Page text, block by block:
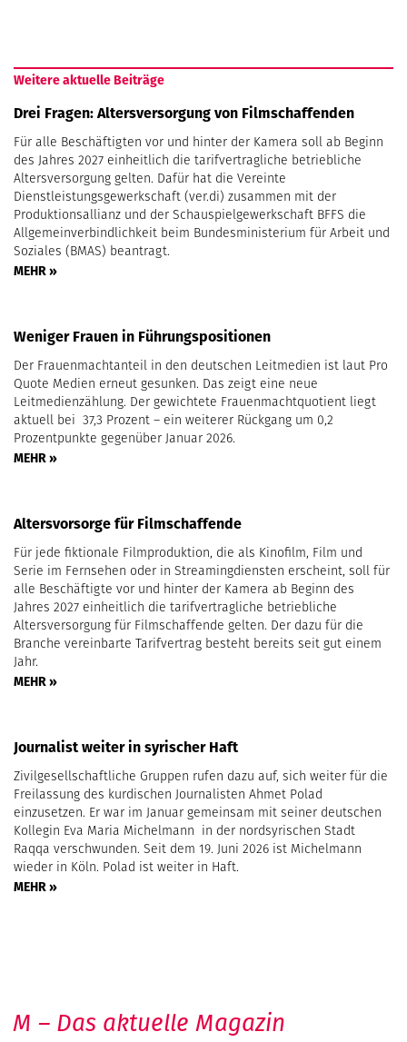
Weitere aktuelle Beiträge
Drei Fragen: Altersversorgung von Filmschaffenden
Für alle Beschäftigten vor und hinter der Kamera soll ab Beginn
des Jahres 2027 einheitlich die tarifvertragliche betriebliche
Altersversorgung gelten. Dafür hat die Vereinte
Dienstleistungsgewerkschaft (ver.di) zusammen mit der
Produktionsallianz und der Schauspielgewerkschaft BFFS die
Allgemeinverbindlichkeit beim Bundesministerium für Arbeit und
Soziales (BMAS) beantragt.
MEHR »
Weniger Frauen in Führungspositionen
Der Frauenmachtanteil in den deutschen Leitmedien ist laut Pro
Quote Medien erneut gesunken. Das zeigt eine neue
Leitmedienzählung. Der gewichtete Frauenmachtquotient liegt
aktuell bei 37,3 Prozent – ein weiterer Rückgang um 0,2
Prozentpunkte gegenüber Januar 2026.
MEHR »
Altersvorsorge für Filmschaffende
Für jede fiktionale Filmproduktion, die als Kinofilm, Film und
Serie im Fernsehen oder in Streamingdiensten erscheint, soll für
alle Beschäftigte vor und hinter der Kamera ab Beginn des
Jahres 2027 einheitlich die tarifvertragliche betriebliche
Altersversorgung für Filmschaffende gelten. Der dazu für die
Branche vereinbarte Tarifvertrag besteht bereits seit gut einem
Jahr.
MEHR »
Journalist weiter in syrischer Haft
Zivilgesellschaftliche Gruppen rufen dazu auf, sich weiter für die
Freilassung des kurdischen Journalisten Ahmet Polad
einzusetzen. Er war im Januar gemeinsam mit seiner deutschen
Kollegin Eva Maria Michelmann in der nordsyrischen Stadt
Raqqa verschwunden. Seit dem 19. Juni 2026 ist Michelmann
wieder in Köln. Polad ist weiter in Haft.
MEHR »
M – Das aktuelle Magazin